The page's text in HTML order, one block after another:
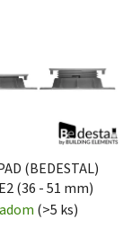
(BEDESTAL)
(36 - 51 mm)
(>5 ks)